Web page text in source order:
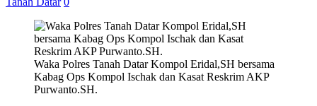
Waka Polres Tanah Datar Kompol Eridal,SH bersama
Kabag Ops Kompol Ischak dan Kasat Reskrim AKP
Purwanto.SH.